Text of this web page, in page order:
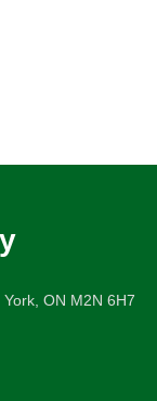
ON M2N 6H7